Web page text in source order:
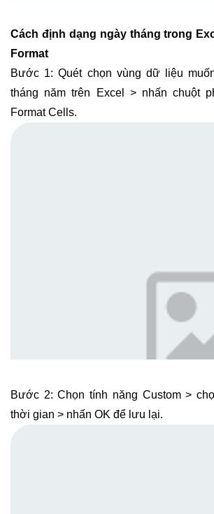
Cách định dạng ngày tháng trong
Format
Bước 1: Quét chọn vùng dữ liệu
tháng năm trên Excel > nhấn chuột
Format Cells.
Bước 2: Chọn tính năng Custom >
thời gian > nhấn OK để lưu lại.